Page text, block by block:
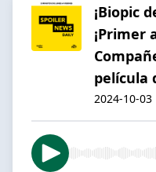
¡Biopic
¡Primer
película
2024-10-03